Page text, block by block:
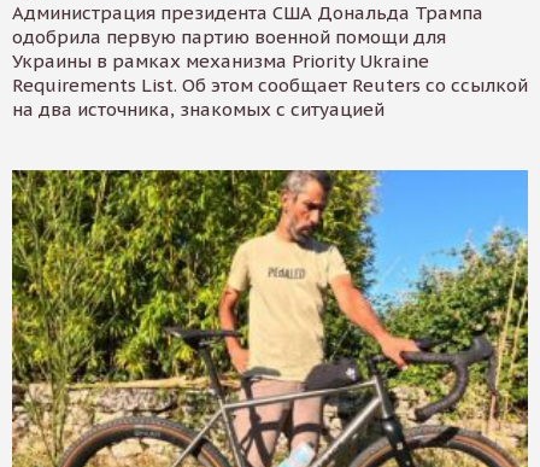
Администрация президента США Дональда Трампа
одобрила первую партию военной помощи для
Украины в рамках механизма Priority Ukraine
Requirements List. Об этом сообщает Reuters со ссылкой
на два источника, знакомых с ситуацией